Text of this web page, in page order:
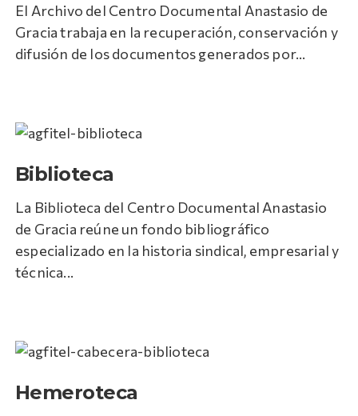
El Archivo del Centro Documental Anastasio de
Gracia trabaja en la recuperación, conservación y
difusión de los documentos generados por...
Biblioteca
La Biblioteca del Centro Documental Anastasio
de Gracia reúne un fondo bibliográfico
especializado en la historia sindical, empresarial y
técnica...
Hemeroteca